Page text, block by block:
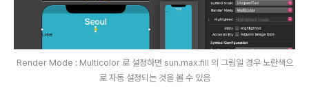
Render Mode : Multicolor 로 설정하면 sun.max.fill 의 그림일 경우 노란색으
로 자동 설정되는 것을 볼 수 있음